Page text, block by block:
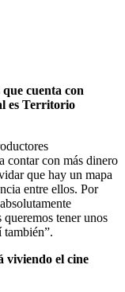
que cuenta con
es Territorio
contar con más dinero
que hay un mapa
entre ellos. Por
tener unos
también”.
viviendo el cine